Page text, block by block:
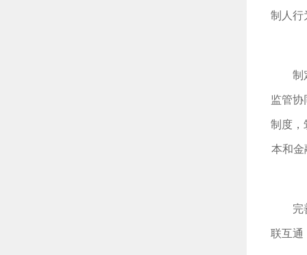
制人行
制
监管协
制度，
本和金
完
联互通